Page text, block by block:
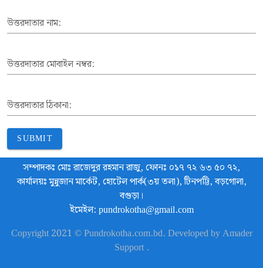
উত্তরদাতার নাম:
উত্তরদাতার মোবাইল নম্বর:
উত্তরদাতার ঠিকানা:
SUBMIT
সম্পাদকঃ মোঃ রাজেদুর রহমান রাজু, ফোনঃ ০১৭ ৭২ ৬৩ ৫০ ৭২,
কার্যালয়ঃ মুন্নুজান মার্কেট, হোটেল পার্ক(৩য় তলা), টিনপট্টি, বড়গোলা,
বগুড়া।
ইমেইল: pundrokotha@gmail.com
Copyright 2021 © Pundrokotha.com.bd. Developed by Amader
Support .